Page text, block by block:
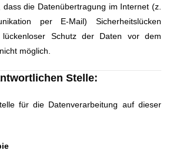
die Datenübertragung im Internet (z.
per E-Mail) Sicherheitslücken
Schutz der Daten vor dem
möglich.
Stelle:
für die Datenverarbeitung auf dieser